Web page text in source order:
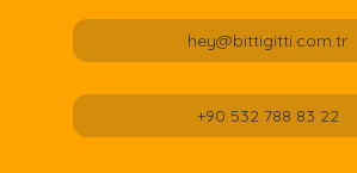
hey@bittigitti.com.tr
+90 532 788 83 22